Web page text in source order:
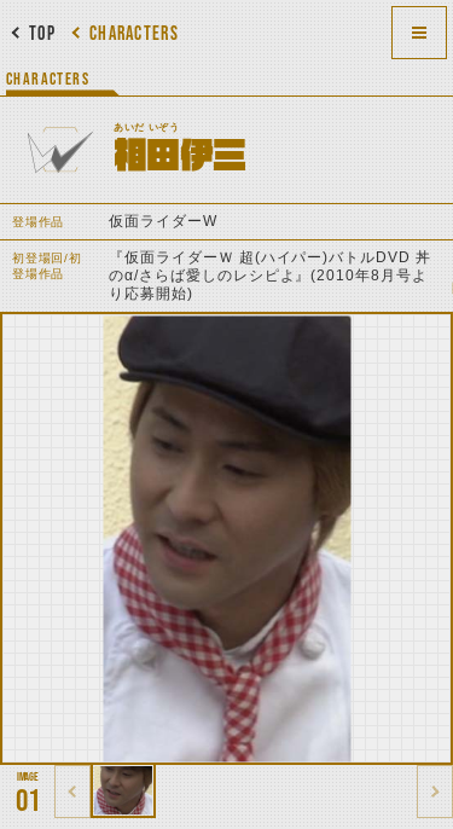
CHARACTERS
TOP
CHARACTERS
あいだ いぞう
相田伊三
登場作品 仮面ライダーW
初登場回/初
登場作品
『仮面ライダーＷ 超(ハイパー)バトルDVD 丼
のα/さらば愛しのレシピよ』(2010年8月号よ
り応募開始)
01